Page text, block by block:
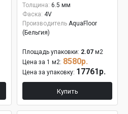
Толщина: 6.5 мм
Фаска: 4V
Производитель AquaFloor
(Бельгия)
Площадь упаковки: 2.07 м2
Цена за 1 м2: 8580р.
Цена за упаковку: 17761р.
Купить